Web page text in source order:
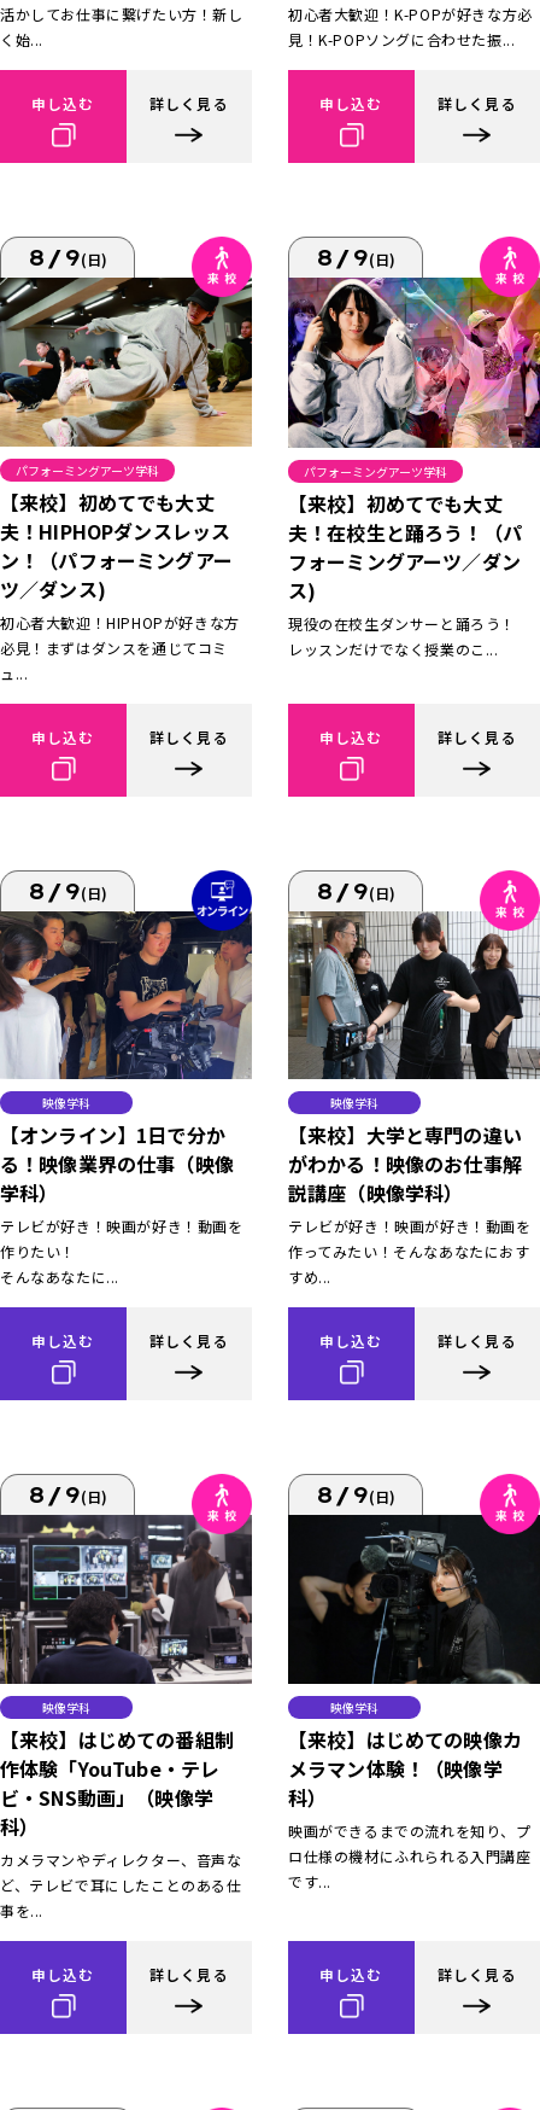
活かしてお仕事に繋げたい方！新し
く始...
申し込む 詳しく見る
初心者大歓迎！K-POPが好きな方必
見！K-POPソングに合わせた振...
申し込む 詳しく見る
8/9(日)
パフォーミングアーツ学科
【来校】初めてでも大丈
夫！HIPHOPダンスレッス
ン！（パフォーミングアー
ツ／ダンス)
初心者大歓迎！HIPHOPが好きな方
必見！まずはダンスを通じてコミ
ュ...
申し込む 詳しく見る
8/9(日)
パフォーミングアーツ学科
【来校】初めてでも大丈
夫！在校生と踊ろう！（パ
フォーミングアーツ／ダン
ス)
現役の在校生ダンサーと踊ろう！
レッスンだけでなく授業のこ...
申し込む 詳しく見る
8/9(日)
映像学科
【オンライン】1日で分か
る！映像業界の仕事（映像
学科）
テレビが好き！映画が好き！動画を
作りたい！
そんなあなたに...
申し込む 詳しく見る
8/9(日)
映像学科
【来校】大学と専門の違い
がわかる！映像のお仕事解
説講座（映像学科）
テレビが好き！映画が好き！動画を
作ってみたい！そんなあなたにおす
すめ...
申し込む 詳しく見る
8/9(日)
映像学科
【来校】はじめての番組制
作体験「YouTube・テレ
ビ・SNS動画」（映像学
科）
カメラマンやディレクター、音声な
ど、テレビで耳にしたことのある仕
事を...
申し込む 詳しく見る
8/9(日)
映像学科
【来校】はじめての映像カ
メラマン体験！（映像学
科）
映画ができるまでの流れを知り、プ
ロ仕様の機材にふれられる入門講座
です...
申し込む 詳しく見る